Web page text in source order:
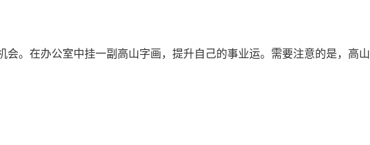
。在办公室中挂一副高山字画，提升自己的事业运。需要注意的是，高山